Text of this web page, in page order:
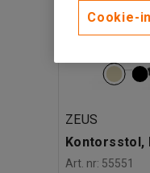
ZEUS
Kontorsstol,
Art. nr: 55551
Cookie-